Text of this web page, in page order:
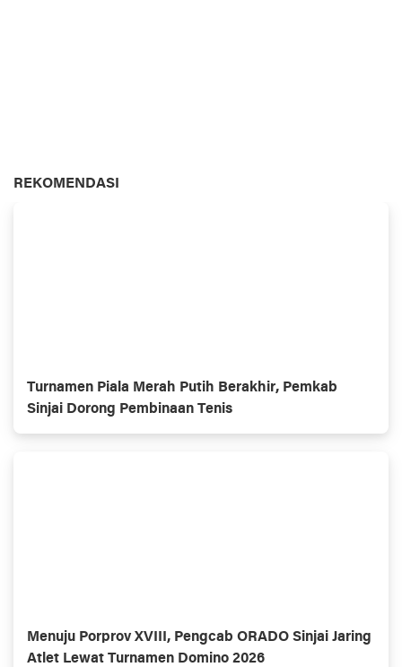
REKOMENDASI
Turnamen Piala Merah Putih Berakhir, Pemkab
Sinjai Dorong Pembinaan Tenis
Menuju Porprov XVIII, Pengcab ORADO Sinjai Jaring
Atlet Lewat Turnamen Domino 2026